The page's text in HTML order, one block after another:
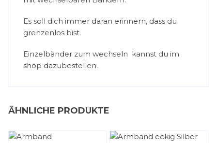
Es soll dich immer daran erinnern, dass du
grenzenlos bist.
Einzelbänder zum wechseln kannst du im
shop dazubestellen.
ÄHNLICHE PRODUKTE